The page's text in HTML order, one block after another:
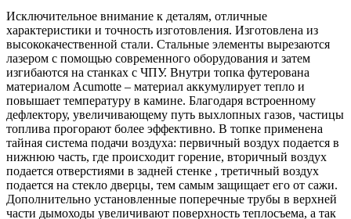
Исключительное внимание к деталям, отличные
характеристики и точность изготовления. Изготовлена из
высококачественной стали. Стальные элементы вырезаются
лазером с помощью современного оборудования и затем
изгибаются на станках с ЧПУ. Внутри топка футерована
материалом Acumotte – материал аккумулирует тепло и
повышает температуру в камине. Благодаря встроенному
дефлектору, увеличивающему путь выхлопных газов, частицы
топлива прогорают более эффективно. В топке применена
тайная система подачи воздуха: первичный воздух подается в
нижнюю часть, где происходит горение, вторичный воздух
подается отверстиями в задней стенке , третичный воздух
подается на стекло дверцы, тем самым защищает его от сажи.
Дополнительно установленные поперечные трубы в верхней
части дымоходы увеличивают поверхность теплосъема, а так